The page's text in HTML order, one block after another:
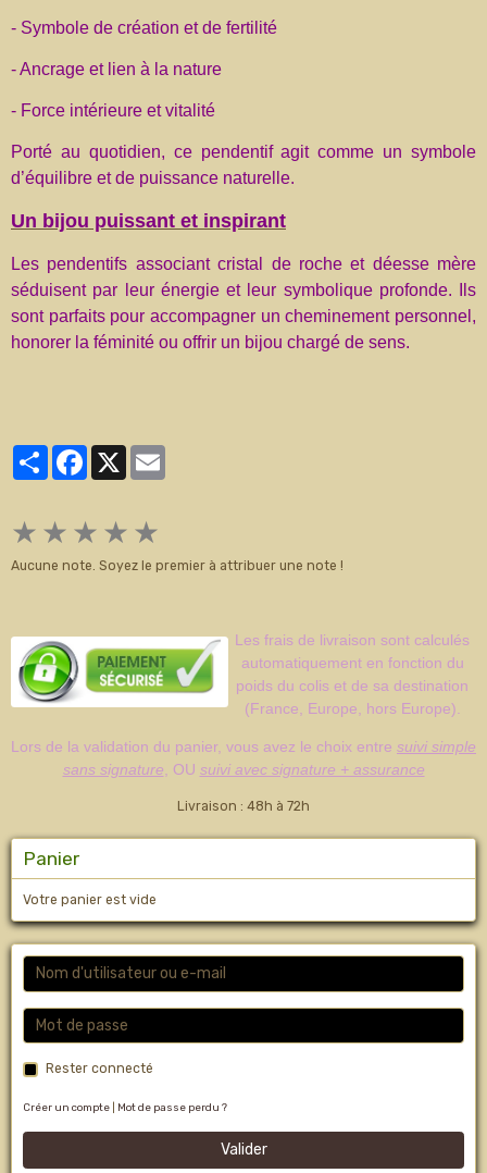
- Symbole de création et de fertilité
- Ancrage et lien à la nature
- Force intérieure et vitalité
Porté au quotidien, ce pendentif agit comme un symbole
d’équilibre et de puissance naturelle.
Un bijou puissant et inspirant
Les pendentifs associant cristal de roche et déesse mère
séduisent par leur énergie et leur symbolique profonde. Ils
sont parfaits pour accompagner un cheminement personnel,
honorer la féminité ou offrir un bijou chargé de sens.
PartagerFacebook
★ ★ ★ ★ ★
Aucune note. Soyez le premier à attribuer une note !
Les frais de livraison sont calculés
automatiquement en fonction du
poids du colis et de sa destination
(France, Europe, hors Europe).
Lors de la validation du panier, vous avez le choix entre suivi simple
sans signature , OU suivi avec signature + assurance
Livraison : 48h à 72h
Panier
Votre panier est vide
Rester connecté
Créer un compte Mot de passe perdu ?
Valider